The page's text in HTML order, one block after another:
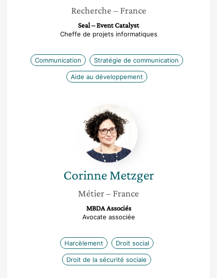
Recherche – France
Seal – Event Catalyst
Cheffe de projets informatiques
Communication Stratégie de communication
Aide au développement
Corinne
Metzger
Corinne Metzger
Métier– France
MBDA Associés
Avocate associée
Harcèlement Droit social
Droit de la sécurité sociale